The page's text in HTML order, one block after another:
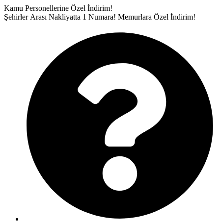
İçeriğe
atla
Kamu Personellerine Özel İndirim!
Şehirler Arası Nakliyatta 1 Numara! Memurlara Özel İndirim!